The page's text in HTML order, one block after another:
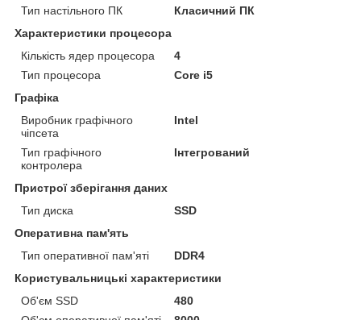
Тип настільного ПК
Класичний ПК
Характеристики процесора
Кількість ядер процесора
4
Тип процесора
Core i5
Графіка
Виробник графічного
чіпсета
Intel
Тип графічного
контролера
Інтегрований
Пристрої зберігання даних
Тип диска
SSD
Оперативна пам'ять
Тип оперативної пам'яті
DDR4
Користувальницькі характеристики
Об'єм SSD
480